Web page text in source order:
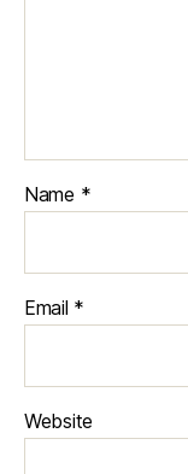
Name *
Email *
Website